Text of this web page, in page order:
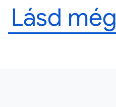
Lásd még